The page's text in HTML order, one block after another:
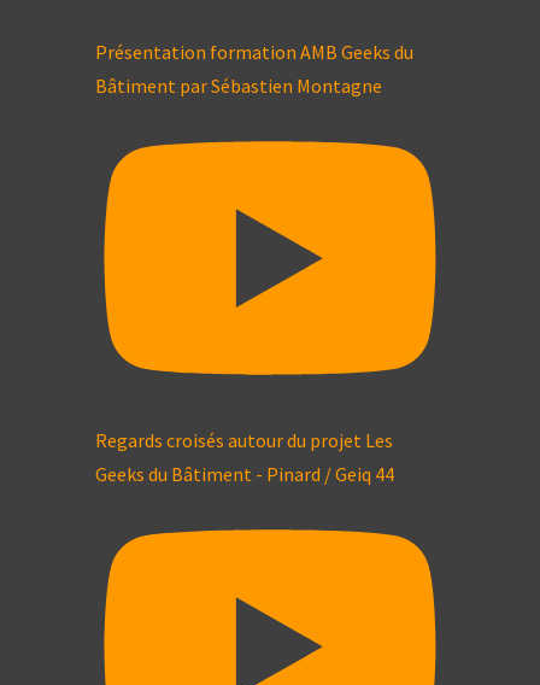
Présentation formation AMB Geeks du
Bâtiment par Sébastien Montagne
Regards croisés autour du projet Les
Geeks du Bâtiment - Pinard / Geiq 44